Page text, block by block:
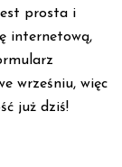
prosta i
internetową,
wrześniu, więc
już dziś!